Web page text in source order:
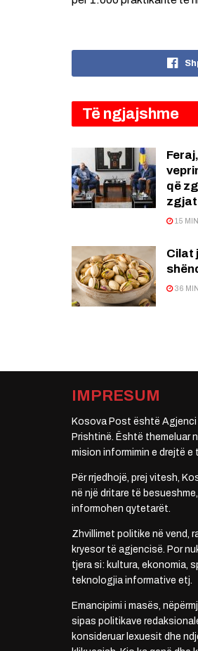
Të ngjajshme
që
zgjat
15
Cilat
36
IMPRESUM
Kosova Post është Agjenci
Prishtinë. Është themeluar
mision informimin e drejtë e
Për rrjedhojë, prej vitesh,
në një dritare të
informohen qytetarët.
Zhvillimet politike në vend,
kryesor të agjencisë. Por
tjera si: kultura, ekonomia,
teknologjia informative etj.
Emancipimi i masës,
sipas politikave
konsideruar lexuesit dhe